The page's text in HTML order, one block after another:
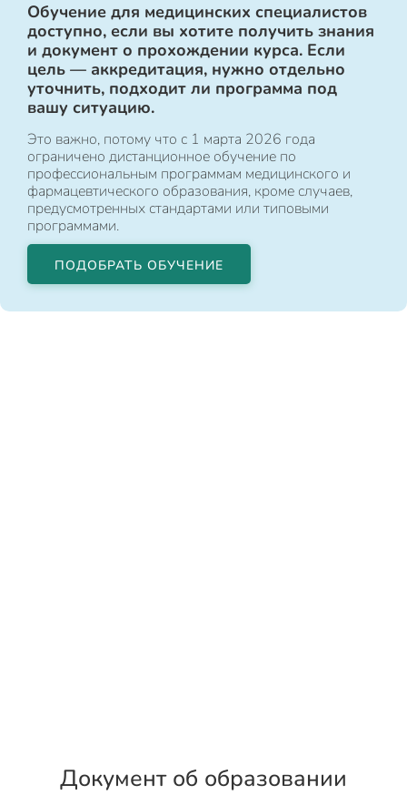
Обучение для медицинских специалистов
доступно, если вы хотите получить знания
и документ о прохождении курса. Если
цель — аккредитация, нужно отдельно
уточнить, подходит ли программа под
вашу ситуацию.
Это важно, потому что с 1 марта 2026 года
ограничено дистанционное обучение по
профессиональным программам медицинского и
фармацевтического образования, кроме случаев,
предусмотренных стандартами или типовыми
программами.
ПОДОБРАТЬ ОБУЧЕНИЕ
Документ об образовании